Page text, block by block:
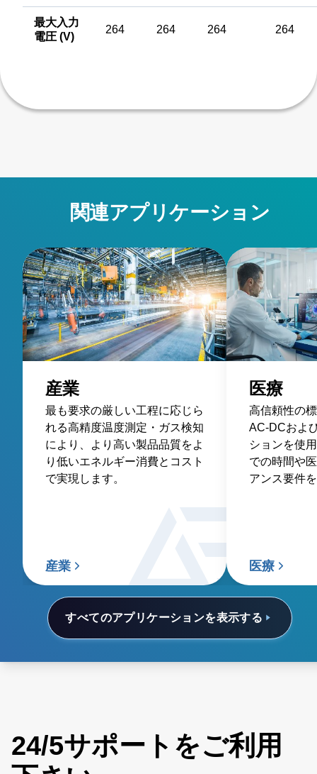
最大入力
電圧 (V)
264 264 264 264
関連アプリケーション
すべてのアプリケーションを表示する
産業
最も要求の厳しい工程に応じら
れる高精度温度測定・ガス検知
により、より高い製品品質をよ
り低いエネルギー消費とコスト
で実現します。
産業
医療
高信頼性の
AC-DCおよ
ションを使
での時間や
アンス要件
医療
24/5サポートをご利用